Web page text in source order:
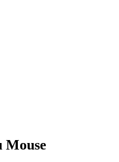
Mouse